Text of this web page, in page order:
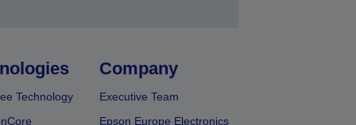
Technology
Company
Executive Team
Epson Europe Electronics